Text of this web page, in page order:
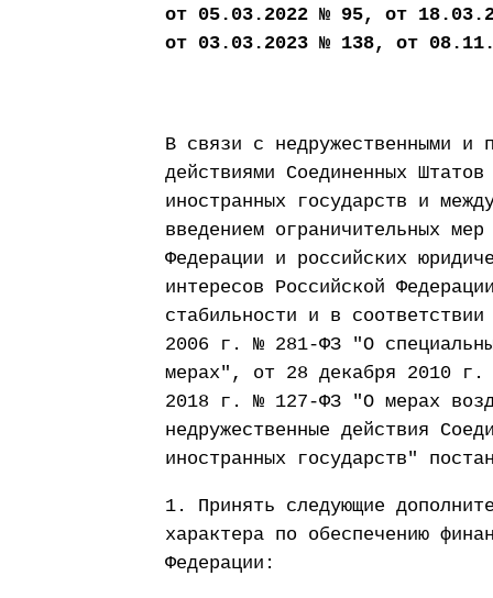
от 05.03.2022 № 95, от
от 03.03.2023 № 138, от
В связи с недружественными и
действиями Соединенных
иностранных государств и
введением ограничительных
Федерации и российских
интересов Российской
стабильности и в
2006 г. № 281-ФЗ "О
мерах", от 28 декабря 2010
2018 г. № 127-ФЗ "О мерах
недружественные действия
иностранных государств"
1. Принять следующие
характера по обеспечению
Федерации: